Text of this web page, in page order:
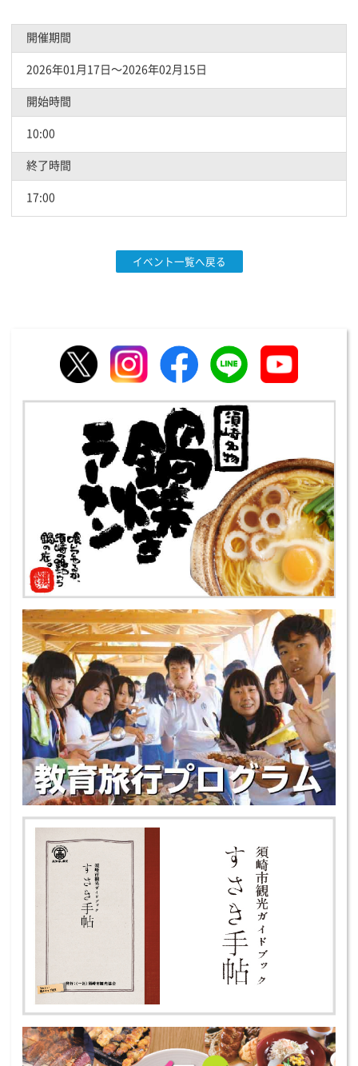
開催期間
2026年01月17日〜2026年02月15日
開始時間
10:00
終了時間
17:00
イベント一覧へ戻る